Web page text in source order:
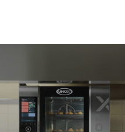
Počet plechů